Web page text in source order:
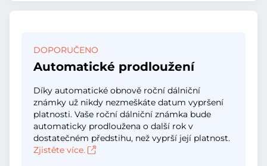
DOPORUČENO
Automatické prodloužení
Díky automatické obnově roční dálniční
známky už nikdy nezmeškáte datum vypršení
platnosti. Vaše roční dálniční známka bude
automaticky prodloužena o další rok v
dostatečném předstihu, než vyprší její platnost.
Zjistěte více.